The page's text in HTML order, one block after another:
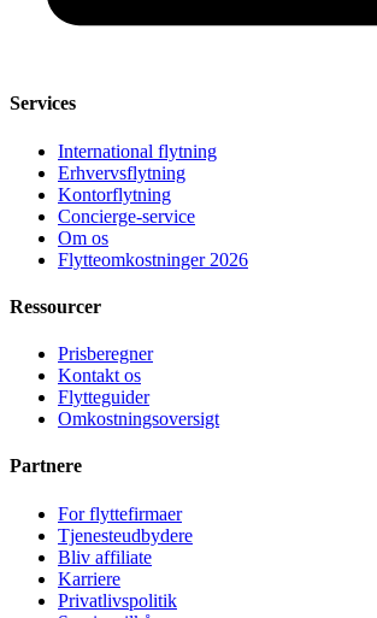
Services
International flytning
Erhvervsflytning
Kontorflytning
Concierge-service
Om os
Flytteomkostninger 2026
Ressourcer
Prisberegner
Kontakt os
Flytteguider
Omkostningsoversigt
Partnere
For flyttefirmaer
Tjenesteudbydere
Bliv affiliate
Karriere
Privatlivspolitik